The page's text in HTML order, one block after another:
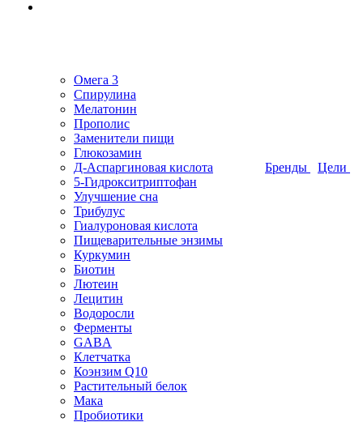
Омега 3
Спирулина
Мелатонин
Прополис
Заменители пищи
Глюкозамин
Д-Аспаргиновая кислота
5-Гидрокситриптофан
Улучшение сна
Трибулус
Гиалуроновая кислота
Пищеварительные энзимы
Куркумин
Биотин
Лютеин
Лецитин
Водоросли
Ферменты
GABA
Клетчатка
Коэнзим Q10
Растительный белок
Мака
Пробиотики
Бренды Цели